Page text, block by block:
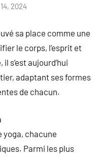
2024
sa place comme une
le corps, l’esprit et
s’est aujourd’hui
adaptant ses formes
de chacun.
yoga, chacune
Parmi les plus